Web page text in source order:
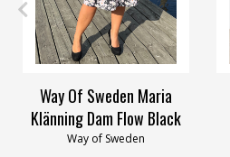
32/34 48/50 56/58
Way Of Sweden Maria
Klänning Dam Flow Black
Way of Sweden